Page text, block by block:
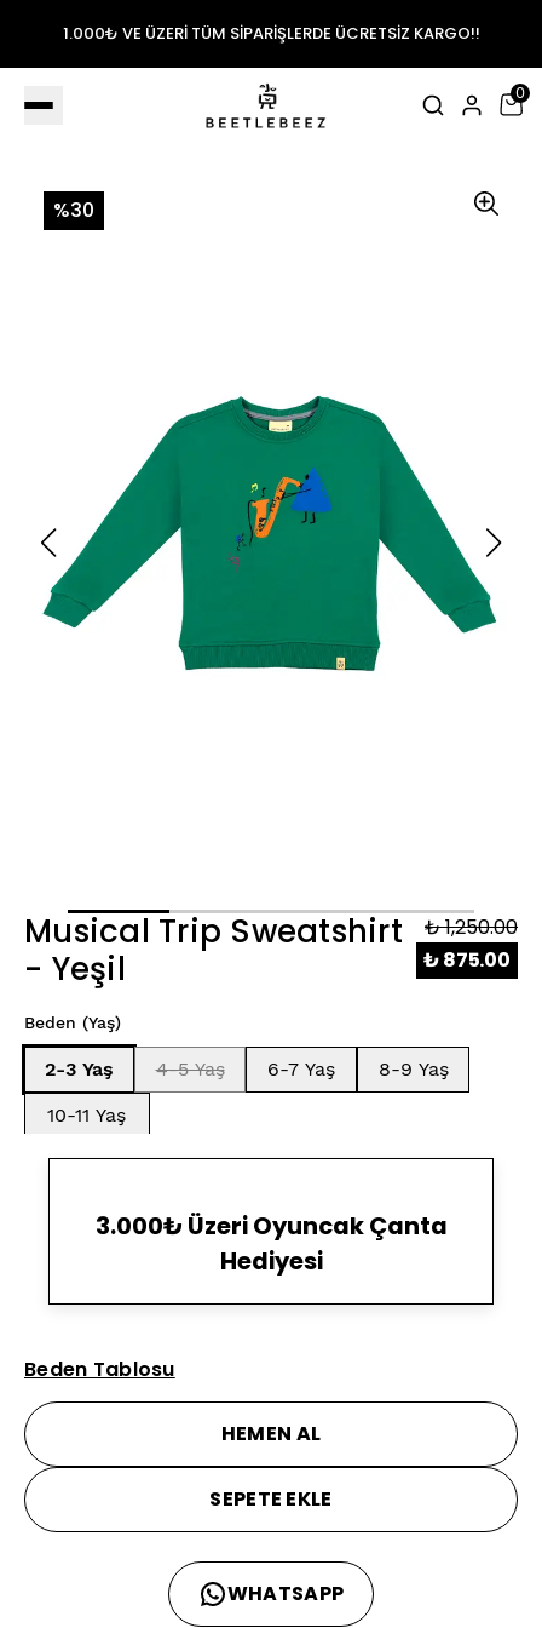
1.000₺ VE ÜZERİ TÜM SİPARİŞLERDE ÜCRETSİZ KARGO!!
0
%30
Musical Trip Sweatshirt
- Yeşil
₺ 1,250.00
₺ 875.00
Beden (Yaş)
2-3 Yaş 4-5 Yaş 6-7 Yaş
8-9 Yaş
10-11 Yaş
3.000₺ Üzeri Oyuncak Çanta
Hediyesi
Beden Tablosu
HEMEN AL
SEPETE EKLE
WHATSAPP